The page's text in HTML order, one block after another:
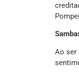
Ao ser